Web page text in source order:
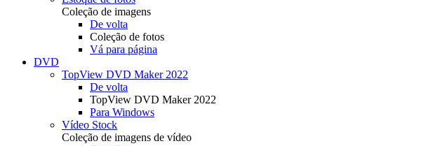
Coleção de imagens
De volta
Coleção de fotos
Vá para página
DVD
TopView DVD Maker 2022
De volta
TopView DVD Maker 2022
Para Windows
Vídeo Stock
Coleção de imagens de vídeo